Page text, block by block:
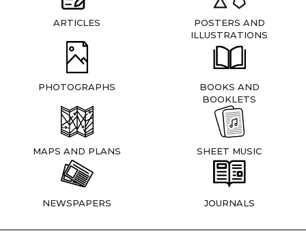
ARTICLES
POSTERS AND
ILLUSTRATIONS
PHOTOGRAPHS
BOOKS AND
BOOKLETS
MAPS AND PLANS SHEET MUSIC
NEWSPAPERS JOURNALS